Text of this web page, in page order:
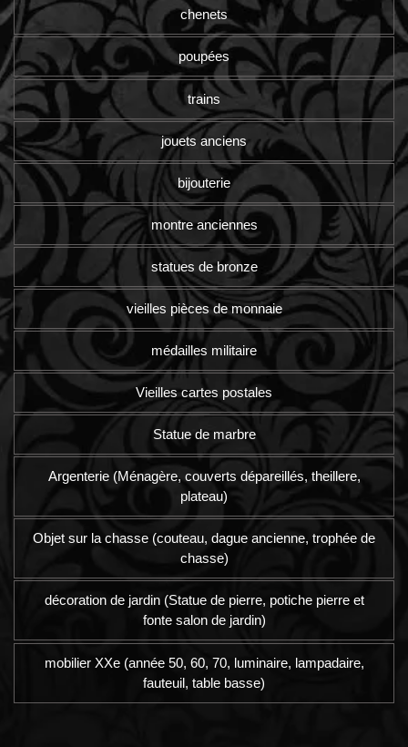
chenets
poupées
trains
jouets anciens
bijouterie
montre anciennes
statues de bronze
vieilles pièces de monnaie
médailles militaire
Vieilles cartes postales
Statue de marbre
Argenterie (Ménagère, couverts dépareillés, theillere,
plateau)
Objet sur la chasse (couteau, dague ancienne, trophée de
chasse)
décoration de jardin (Statue de pierre, potiche pierre et
fonte salon de jardin)
mobilier XXe (année 50, 60, 70, luminaire, lampadaire,
fauteuil, table basse)